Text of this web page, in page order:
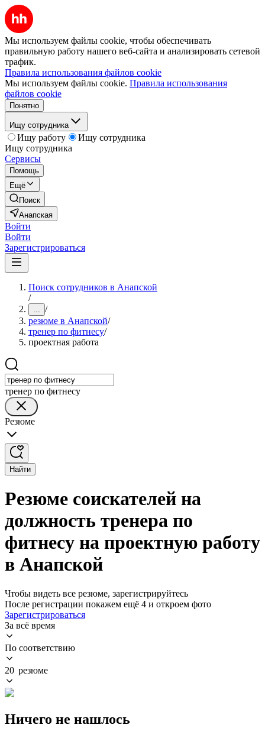
Мы используем файлы cookie, чтобы обеспечивать
правильную работу нашего веб-сайта и анализировать сетевой
трафик.
Правила использования файлов cookie
Мы используем файлы cookie. Правила использования
файлов cookie
Понятно
Ищу сотрудника
Ищу работу
Ищу сотрудника
Ищу сотрудника
Сервисы
Помощь
Ещё
Поиск
Анапская
Войти
Войти
Зарегистрироваться
Поиск сотрудников в Анапской
/
... /
резюме в Анапской/
тренер по фитнесу/
проектная работа
тренер по фитнесу
Резюме
Найти
Резюме соискателей на
должность тренера по
фитнесу на проектную работу
в Анапской
Чтобы видеть все резюме, зарегистрируйтесь
После регистрации покажем ещё 4 и откроем фото
Зарегистрироваться
За всё время
По соответствию
20 резюме
Ничего не нашлось